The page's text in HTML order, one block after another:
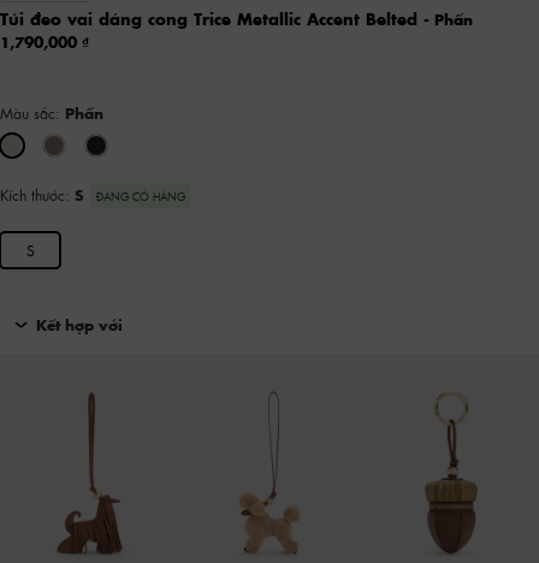
Túi đeo vai dáng cong Trice Metallic Accent Belted - Phấn
1,790,000
Màu sắc: Phấn
Kích thước: S ĐANG CÓ HÀNG
S
Kết hợp với